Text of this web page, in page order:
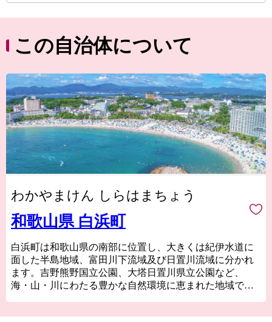
この自治体について
わかやまけん しらはまちょう
和歌山県 白浜町
白浜町は和歌山県の南部に位置し、大きくは紀伊水道に
面した半島地域、富田川下流域及び日置川流域に分かれ
ます。吉野熊野国立公園、大塔日置川県立公園など、
海・山・川にわたる豊かな自然環境に恵まれた地域でも